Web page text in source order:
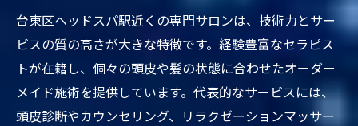
台東区ヘッドスパ駅近くの専門サロンは、技術力とサー
ビスの質の高さが大きな特徴です。経験豊富なセラピス
トが在籍し、個々の頭皮や髪の状態に合わせたオーダー
メイド施術を提供しています。代表的なサービスには、
頭皮診断やカウンセリング、リラクゼーションマッサー